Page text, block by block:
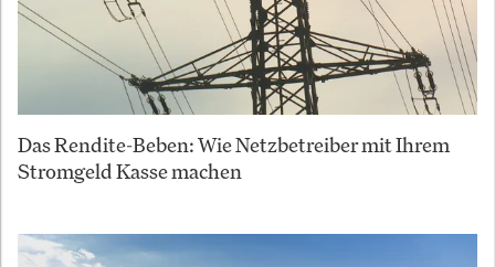
Das Rendite-Beben: Wie Netzbetreiber mit Ihrem
Stromgeld Kasse machen